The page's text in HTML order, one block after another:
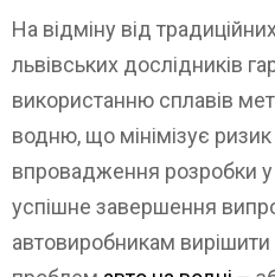
На відміну від
львівських дослідників
використанню сплавів
водню, що мінімізує
впровадження розробки у
успішне завершення
автовиробникам